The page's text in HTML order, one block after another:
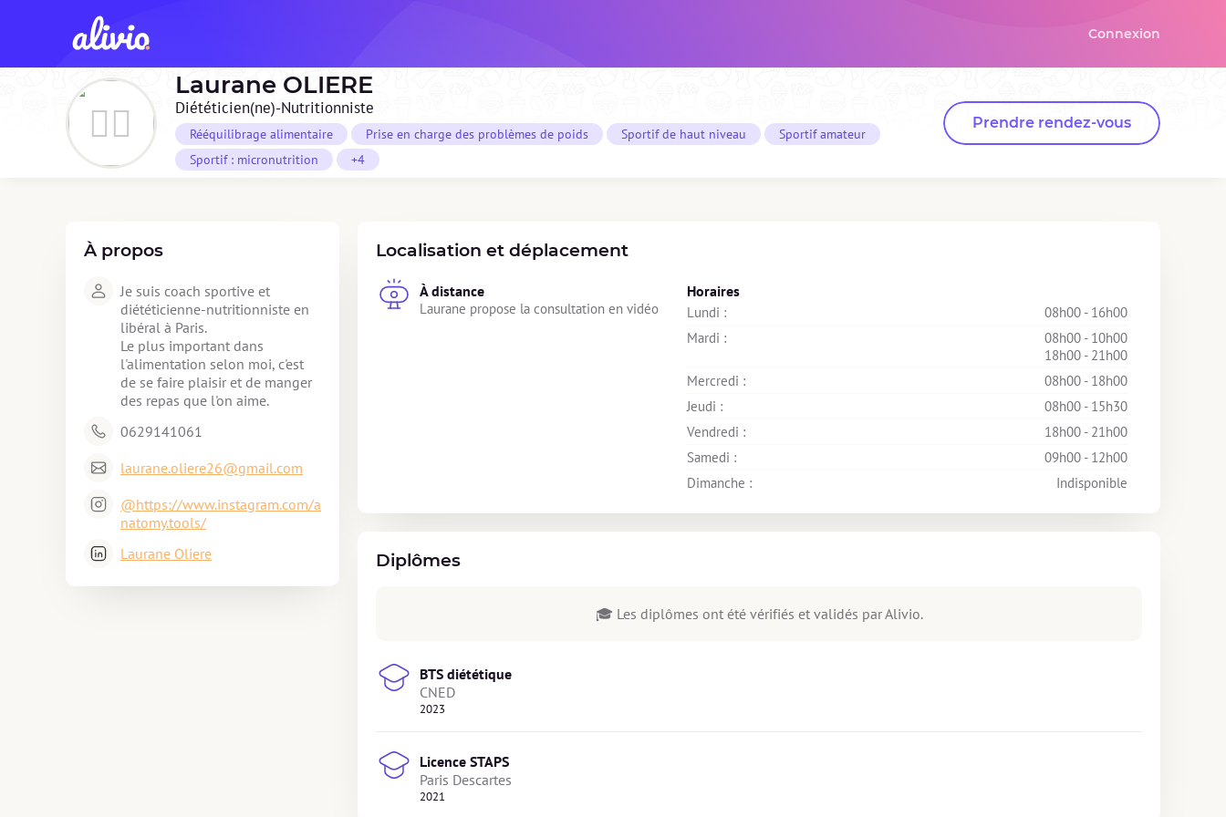
Connexion
Laurane OLIERE
Diététicien(ne)-Nutritionniste
Rééquilibrage alimentaire Prise en charge des problèmes de poids Sportif de haut niveau
Sportif amateur
Sportif : micronutrition
+4
Prendre rendez-vous
À propos
Je suis coach sportive et
diététicienne-nutritionniste en
libéral à Paris.
Le plus important dans
l'alimentation selon moi, c'est
de se faire plaisir et de manger
des repas que l'on aime.
0629141061
laurane.oliere26@gmail.com
@https://www.instagram.com/a
natomy.tools/
Laurane Oliere
Localisation et déplacement
À distance
Laurane propose la consultation en vidéo
Horaires
Lundi :
08h00 - 16h00
Mardi :
08h00 - 10h00
18h00 - 21h00
Mercredi :
08h00 - 18h00
Jeudi :
08h00 - 15h30
Vendredi :
18h00 - 21h00
Samedi :
09h00 - 12h00
Dimanche :
Indisponible
Diplômes
🎓 Les diplômes ont été vérifiés et validés par Alivio.
BTS diététique
CNED
2023
Licence STAPS
Paris Descartes
2021